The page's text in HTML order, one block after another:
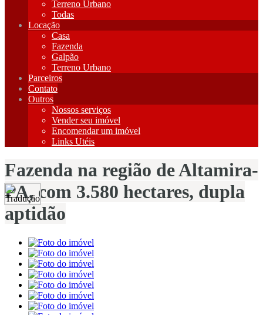
Terreno Urbano
Todas
Locação
Casa
Fazenda
Galpão
Terreno Urbano
Parceiros
Contato
Outros
Nossos serviços
Vender seu imóvel
Encomendar um imóvel
Links Utéis
Fazenda na região de Altamira-
PA, com 3.580 hectares, dupla
aptidão